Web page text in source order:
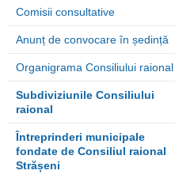
Comisii consultative
Anunț de convocare în ședință
Organigrama Consiliului raional
Subdiviziunile Consiliului
raional
Întreprinderi municipale
fondate de Consiliul raional
Strășeni